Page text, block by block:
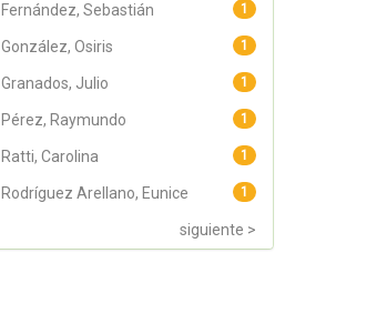
1
Fernández, Sebastián
1
González, Osiris
1
Granados, Julio
1
Pérez, Raymundo
1
Ratti, Carolina
1
Rodríguez Arellano, Eunice
siguiente >